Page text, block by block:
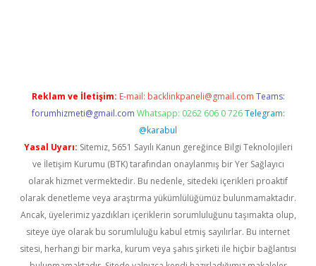
Reklam ve İletişim: E-mail: backlinkpaneli@gmail.com Teams:
forumhizmeti@gmail.com Whatsapp: 0262 606 0 726 Telegram:
@karabul
Yasal Uyarı: Sitemiz, 5651 Sayılı Kanun gereğince Bilgi Teknolojileri
ve İletişim Kurumu (BTK) tarafından onaylanmış bir Yer Sağlayıcı
olarak hizmet vermektedir. Bu nedenle, sitedeki içerikleri proaktif
olarak denetleme veya araştırma yükümlülüğümüz bulunmamaktadır.
Ancak, üyelerimiz yazdıkları içeriklerin sorumluluğunu taşımakta olup,
siteye üye olarak bu sorumluluğu kabul etmiş sayılırlar. Bu internet
sitesi, herhangi bir marka, kurum veya şahıs şirketi ile hiçbir bağlantısı